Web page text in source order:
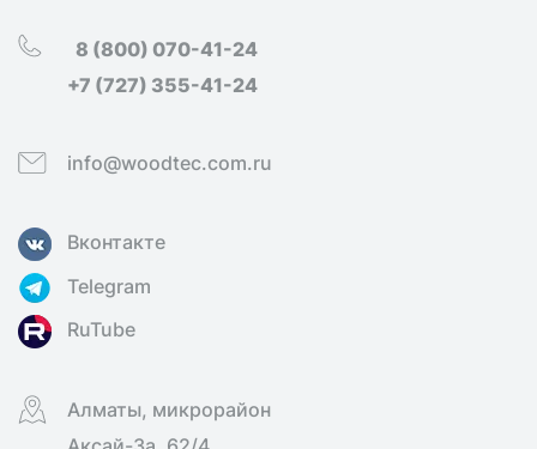
8 (800) 070-41-24
+7 (727) 355-41-24
info@woodtec.com.ru
Вконтакте
Telegram
RuTube
Алматы, микрорайон